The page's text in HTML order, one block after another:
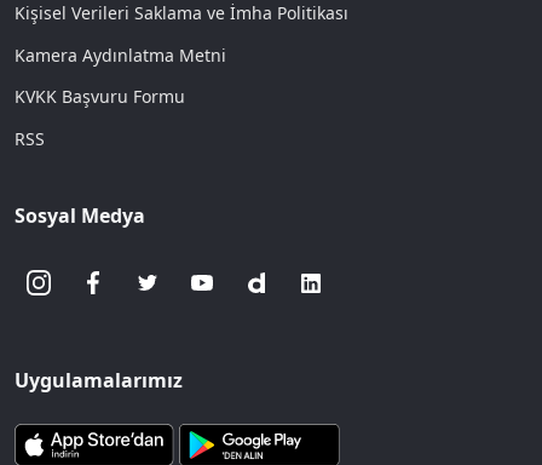
Kişisel Verileri Saklama ve İmha Politikası
Kamera Aydınlatma Metni
KVKK Başvuru Formu
RSS
Sosyal Medya
Uygulamalarımız